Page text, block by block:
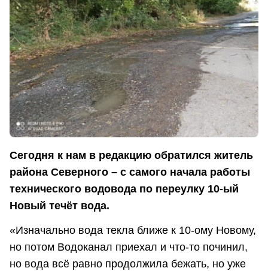
Сегодня к нам в редакцию обратился житель
района Северного – с самого начала работы
технического водовода по переулку 10-ый
Новый течёт вода.
«Изначально вода текла ближе к 10-ому Новому,
но потом Водоканал приехал и что-то починил,
но вода всё равно продолжила бежать, но уже